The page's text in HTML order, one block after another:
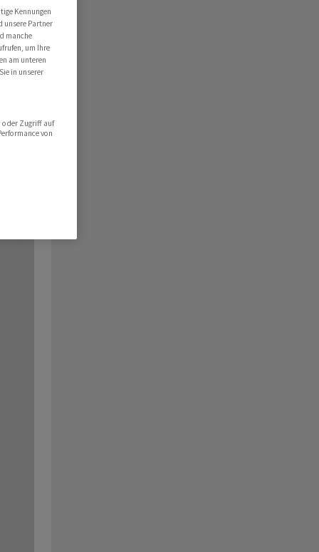
Kennungen
unsere Partner
manche
um Ihre
am unteren
in unserer
oder Zugriff auf
von